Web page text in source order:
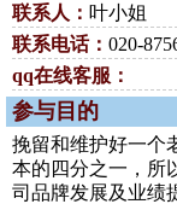
联系人： 叶小姐
联系电话： 020-
qq在线客服：
参与目的
挽留和维护好一个
本的四分之一，所
司品牌发展及业绩